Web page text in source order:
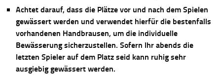
Achtet darauf, dass die Plätze vor und nach dem Spielen
gewässert werden und verwendet hierfür die bestenfalls
vorhandenen Handbrausen, um die individuelle
Bewässerung sicherzustellen. Sofern Ihr abends die
letzten Spieler auf dem Platz seid kann ruhig sehr
ausgiebig gewässert werden.